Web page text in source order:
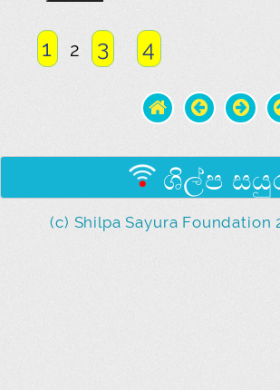
1 2 3 4
ශිල්ප
(c) Shilpa Sayura Foundation